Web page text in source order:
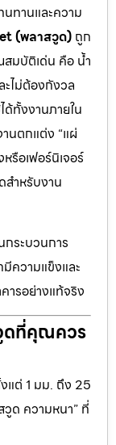
ทานและความ
(พลาสวูด) ถูก
มบัติเด่น คือ น้ำ
ไม่ต้องกังวล
ด้ทั้งงานภายใน
นตกแต่ง “แผ่
รือเฟอร์นิเจอร์
สำหรับงาน
ระบวนการ
ความแข็งและ
ารอย่างแท้จริง
ดที่คุณควร
แต่ 1 มม. ถึง 25
ด ความหนา” ที่